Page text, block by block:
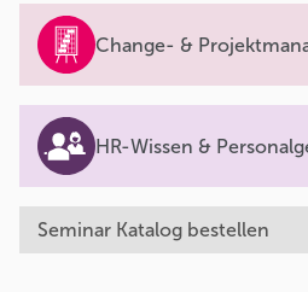
Change- &
HR-Wissen &
Seminar Katalog bestellen